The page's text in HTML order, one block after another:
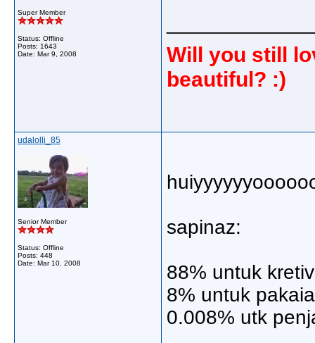
Super Member
Status: Offline
Posts: 1643
Date: Mar 9, 2008
Will you still
beautiful? :)
udalolli_85
Senior Member
Status: Offline
Posts: 448
Date: Mar 10, 2008
sapinaz:
88% untuk
8% untuk
0.008% utk